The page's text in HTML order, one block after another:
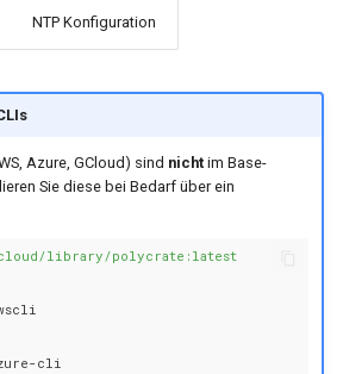
NTP Konfiguration
Azure, GCloud) sind nichtim Base-
Sie diese bei Bedarf über ein
library/polycrate:latest